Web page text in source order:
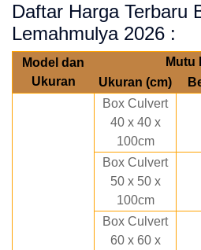
Daftar Harga Terbaru
Lemahmulya 2026 :
Model dan
Ukuran
Mutu
Ukuran (cm)
Box Culvert
40 x 40 x
100cm
Box Culvert
50 x 50 x
100cm
Box Culvert
60 x 60 x